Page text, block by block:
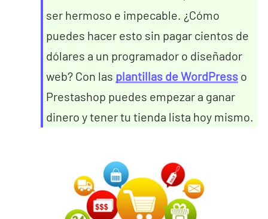
ser hermoso e impecable. ¿Cómo
puedes hacer esto sin pagar cientos de
dólares a un programador o diseñador
web? Con las plantillas de WordPress o
Prestashop puedes empezar a ganar
dinero y tener tu tienda lista hoy mismo.